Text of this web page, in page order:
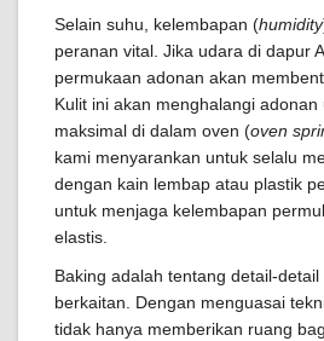
Selain suhu, kelembapan (humidity
peranan vital. Jika udara di dapur
permukaan adonan akan
Kulit ini akan menghalangi
maksimal di dalam oven (oven
kami menyarankan untuk selalu
dengan kain lembap atau plastik
untuk menjaga kelembapan
elastis.
Baking adalah tentang detail-
berkaitan. Dengan menguasai
tidak hanya memberikan ruang